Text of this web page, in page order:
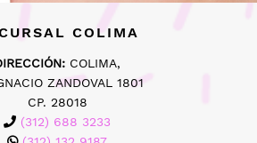
COLIMA
COLIMA,
ZANDOVAL 1801
CP. 28018
(312) 688 3233